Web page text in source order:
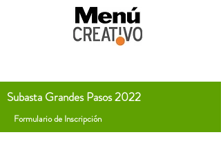
Subasta Grandes Pasos 2022
Formulario de Inscripción